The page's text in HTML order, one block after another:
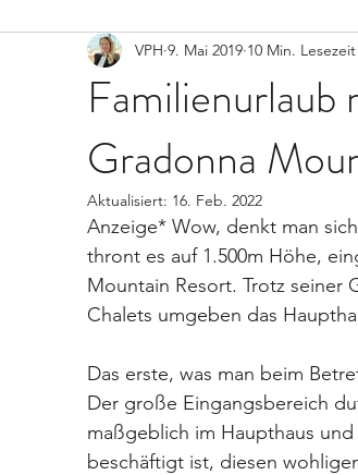
Gradonna
VPH 9. Mai 2019 10 Min. Lesezeit
Aktualisiert: 16. Feb. 2022
Anzeige* Wow, denkt man
thront es auf 1.500m Höhe,
Mountain Resort. Trotz seiner
Chalets umgeben das
Das erste, was man beim
Der große Eingangsbereich
maßgeblich im Haupthaus
beschäftigt ist, diesen